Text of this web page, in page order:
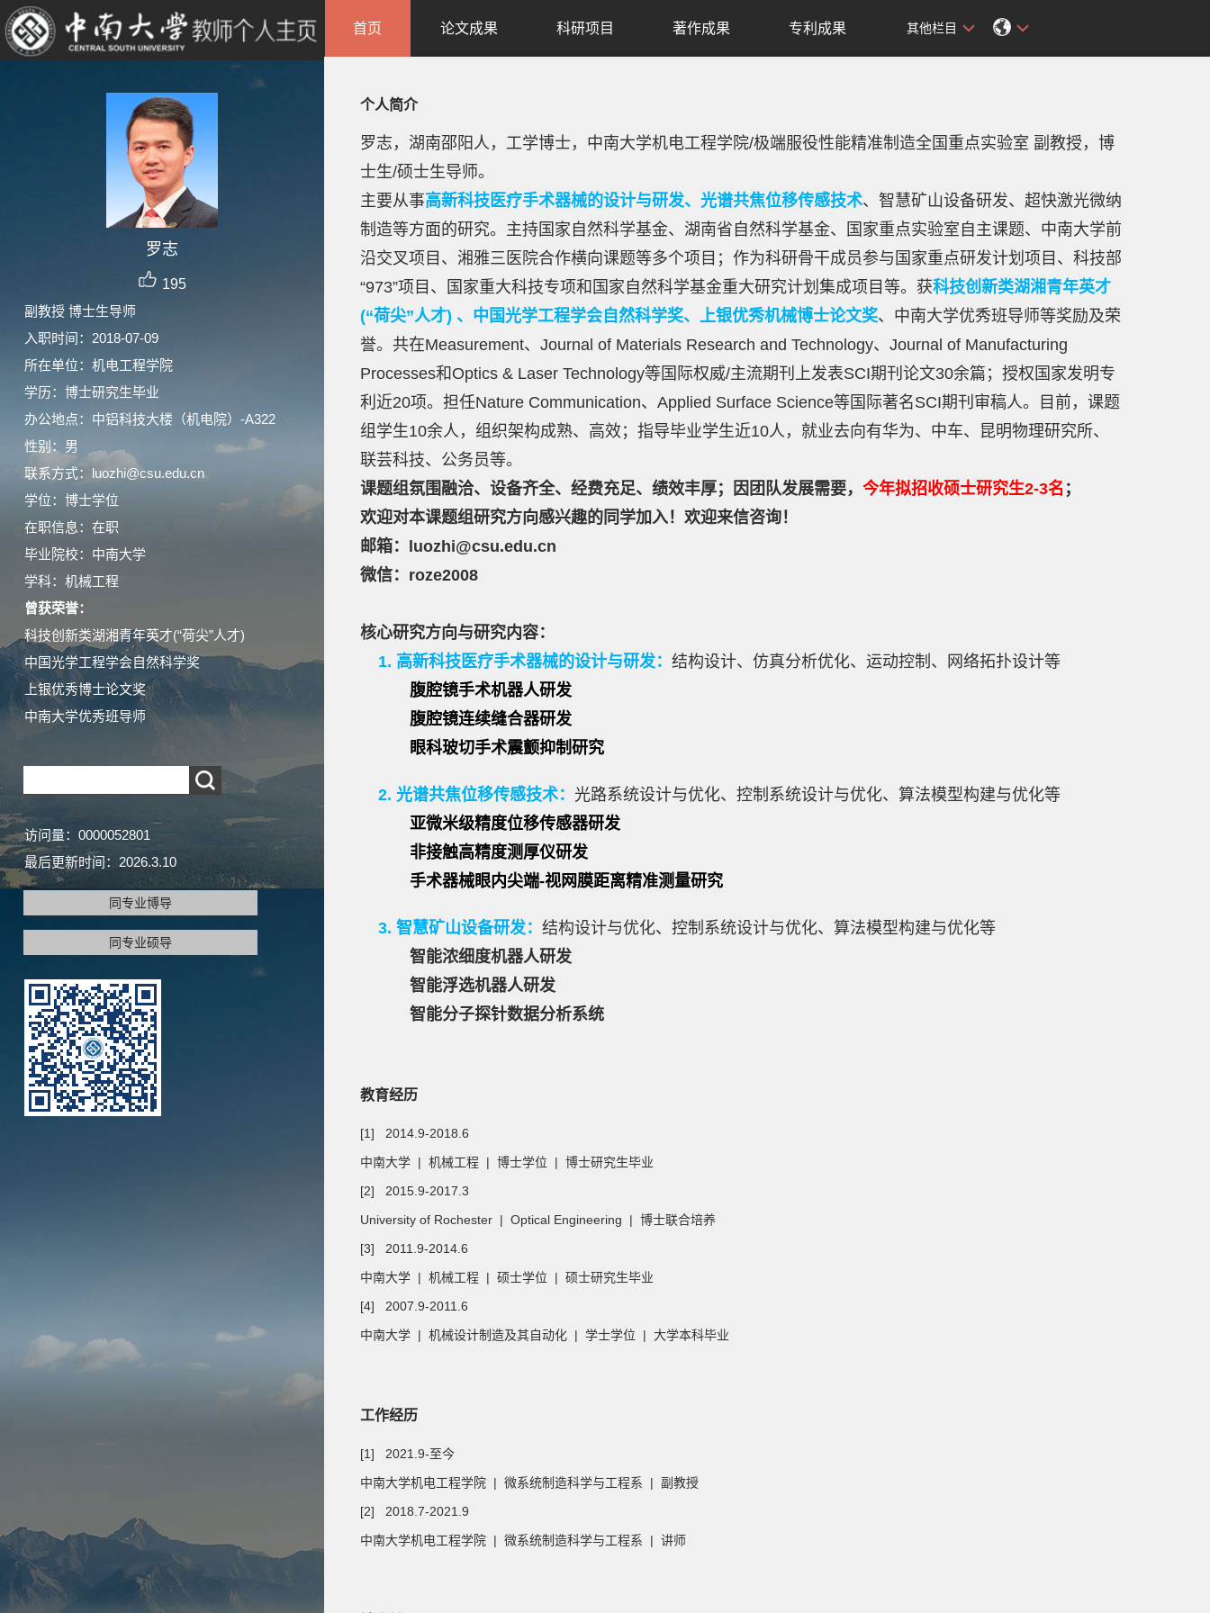
罗志
195
副教授 博士生导师
入职时间：2018-07-09
所在单位：机电工程学院
学历：博士研究生毕业
办公地点：中铝科技大楼（机电院）-A322
性别：男
联系方式：luozhi@csu.edu.cn
学位：博士学位
在职信息：在职
毕业院校：中南大学
学科：机械工程
曾获荣誉：
科技创新类湖湘青年英才(“荷尖”人才)
中国光学工程学会自然科学奖
上银优秀博士论文奖
中南大学优秀班导师
访问量： 0000052801
最后更新时间： 2026.3.10
同专业博导
同专业硕导
首页 论文成果 科研项目 著作成果 专利成果 其他栏目
个人简介
罗志，湖南邵阳人，工学博士，中南大学机电工程学院/极端服役性能精准制造全国重点实验室 副教授，博
士生/硕士生导师。
主要从事高新科技医疗手术器械的设计与研发、光谱共焦位移传感技术、智慧矿山设备研发、超快激光微纳
制造等方面的研究。主持国家自然科学基金、湖南省自然科学基金、国家重点实验室自主课题、中南大学前
沿交叉项目、湘雅三医院合作横向课题等多个项目；作为科研骨干成员参与国家重点研发计划项目、科技部
“973”项目、国家重大科技专项和国家自然科学基金重大研究计划集成项目等。获科技创新类湖湘青年英才
(“荷尖”人才) 、 中国光学工程学会自然科学奖、上银优秀机械博士论文奖、中南大学优秀班导师等奖励及荣
誉。共在Measurement、Journal of Materials Research and Technology、Journal of Manufacturing
Processes和Optics & Laser Technology等国际权威/主流期刊上发表SCI期刊论文30余篇；授权国家发明专
利近20项。担任Nature Communication、Applied Surface Science等国际著名SCI期刊审稿人。目前，课题
组学生10余人，组织架构成熟、高效；指导毕业学生近10人，就业去向有华为、中车、昆明物理研究所、
联芸科技、公务员等。
课题组氛围融洽、设备齐全、经费充足、绩效丰厚；因团队发展需要， 今年拟招收硕士研究生2-3名 ；
欢迎对本课题组研究方向感兴趣的同学加入！欢迎来信咨询！
邮箱：luozhi@csu.edu.cn
微信：roze2008
核心研究方向与研究内容：
1. 高新科技医疗手术器械的设计与研发： 结构设计、仿真分析优化、运动控制、网络拓扑设计等
腹腔镜手术机器人研发
腹腔镜连续缝合器研发
眼科玻切手术震颤抑制研究
2. 光谱共焦位移传感技术： 光路系统设计与优化、控制系统设计与优化、算法模型构建与优化等
亚微米级精度位移传感器研发
非接触高精度测厚仪研发
手术器械眼内尖端-视网膜距离精准测量研究
3. 智慧矿山设备研发： 结构设计与优化、控制系统设计与优化、算法模型构建与优化等
智能浓细度机器人研发
智能浮选机器人研发
智能分子探针数据分析系统
教育经历
[1] 2014.9-2018.6
中南大学 | 机械工程 | 博士学位 | 博士研究生毕业
[2] 2015.9-2017.3
University of Rochester | Optical Engineering | 博士联合培养
[3] 2011.9-2014.6
中南大学 | 机械工程 | 硕士学位 | 硕士研究生毕业
[4] 2007.9-2011.6
中南大学 | 机械设计制造及其自动化 | 学士学位 | 大学本科毕业
工作经历
[1] 2021.9-至今
中南大学机电工程学院 | 微系统制造科学与工程系 | 副教授
[2] 2018.7-2021.9
中南大学机电工程学院 | 微系统制造科学与工程系 | 讲师